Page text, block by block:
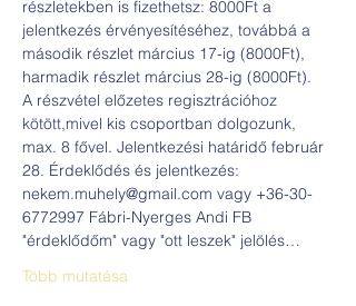
részletekben is fizethetsz: 8000Ft a
jelentkezés érvényesítéséhez, továbbá a
második részlet március 17-ig (8000Ft),
harmadik részlet március 28-ig (8000Ft).
A részvétel előzetes regisztrációhoz
kötött,mivel kis csoportban dolgozunk,
max. 8 fővel. Jelentkezési határidő február
28. Érdeklődés és jelentkezés:
nekem.muhely@gmail.com vagy +36-30-
6772997 Fábri-Nyerges Andi FB
"érdeklődőm" vagy "ott leszek" jelölés…
Több mutatása